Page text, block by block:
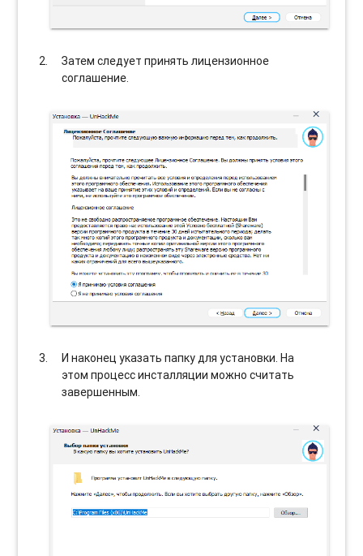
Затем следует принять лицензионное
соглашение.
И наконец указать папку для установки. На
этом процесс инсталляции можно считать
завершенным.